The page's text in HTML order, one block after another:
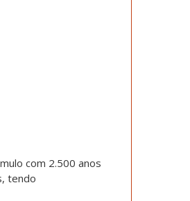
com 2.500 anos
tendo